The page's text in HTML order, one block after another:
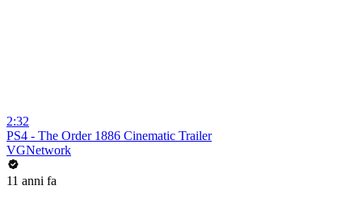
2:32
PS4 - The Order 1886 Cinematic Trailer
VGNetwork
11 anni fa